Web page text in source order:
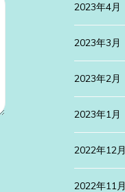
2023年4月
2023年3月
2023年2月
2023年1月
2022年12月
2022年11月